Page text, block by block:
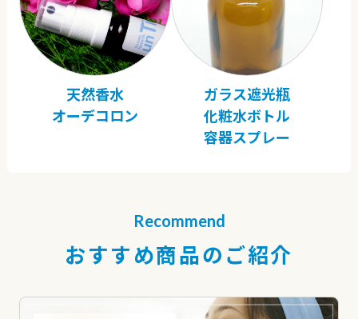
天然香水
オーデコロン
ガラス遮光瓶
化粧水ボトル
容器スプレー
Recommend
おすすめ商品のご紹介